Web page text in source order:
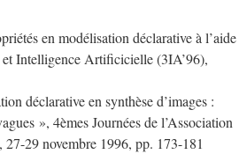
en modélisation déclarative à l’aide
Intelligence Artificicielle (3IA’96),
déclarative en synthèse d’images :
», 4èmes Journées de l’Association
29 novembre 1996, pp. 173-181